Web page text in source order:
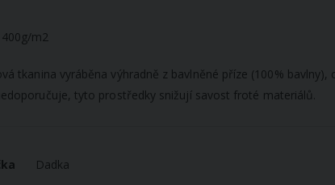
m2
tkanina vyráběna výhradně z bavlněné příze (100%
tyto prostředky snižují savost froté materiálů.
Dadka